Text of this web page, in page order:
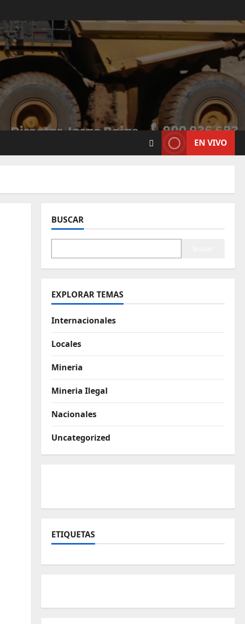
EN VIVO
BUSCAR
EXPLORAR TEMAS
Internacionales
Locales
Mineria
Mineria Ilegal
Nacionales
Uncategorized
ETIQUETAS